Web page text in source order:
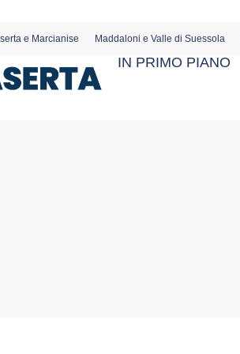
e Marcianise Maddaloni e Valle di Suessola
IN PRIMO PIANO